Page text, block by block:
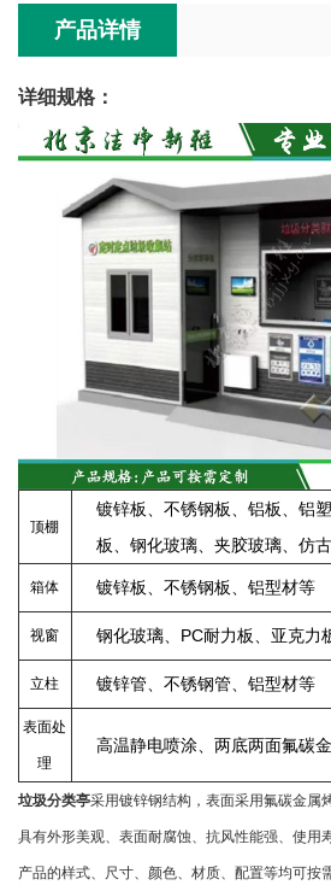
产品详情
详细规格：
顶棚
镀锌板、不锈钢板、铝板、铝
板、钢化玻璃、夹胶玻璃、仿
箱体 镀锌板、不锈钢板、铝型材等
视窗 钢化玻璃、PC耐力板、亚克力
立柱 镀锌管、不锈钢管、铝型材等
表面处
理
高温静电喷涂、两底两面氟碳
垃圾分类亭采用镀锌钢结构，表面采用氟碳金属
具有外形美观、表面耐腐蚀、抗风性能强、使用
产品的样式、尺寸、颜色、材质、配置等均可按